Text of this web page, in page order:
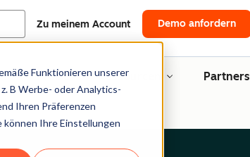
Funktionieren unserer
B Werbe- oder Analytics-
Ihren Präferenzen
Ihre Einstellungen
Zu meinem Account Demo anfordern
Preise Ressourcen Partners